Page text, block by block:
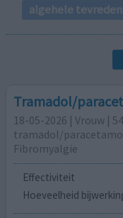
algehele
Tramadol/
18-05-2026 | Vrouw | 54
tramadol/
Fibromyalgie
Effectiviteit
Hoeveelheid